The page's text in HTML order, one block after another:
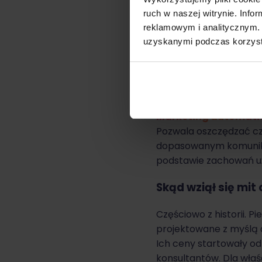
ruch w naszej witrynie.
reklamowym i
uzyskanymi podczas
Sekcja FAQ
Czy do
Czy marketing
Co to jest
Marketing
Pozwala oszczędzać
dopasowanym
podstawie zachowań
Skąd wziął się
Częściowo z historii.
projektowane z myślą
Ich ceny startowały
konsultantów. Dla